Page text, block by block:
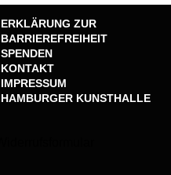
ERKLÄRUNG ZUR
BARRIEREFREIHEIT
SPENDEN
KONTAKT
IMPRESSUM
HAMBURGER KUNSTHALLE